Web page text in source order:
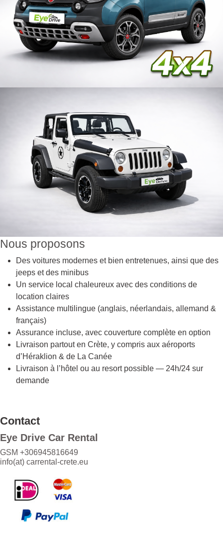
Nous proposons
Des voitures modernes et bien entretenues, ainsi que des
jeeps et des minibus
Un service local chaleureux avec des conditions de
location claires
Assistance multilingue (anglais, néerlandais, allemand &
français)
Assurance incluse, avec couverture complète en option
Livraison partout en Crète, y compris aux aéroports
d’Héraklion & de La Canée
Livraison à l’hôtel ou au resort possible — 24h/24 sur
demande
Contact
Eye Drive Car Rental
GSM +306945816649
info(at) carrental-crete.eu